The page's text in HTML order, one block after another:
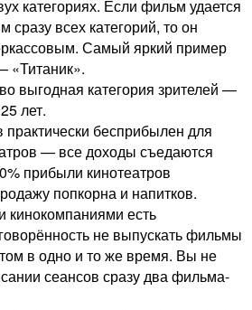
категориях. Если фильм удается
сразу всех категорий, то он
Самый яркий пример
«Титаник».
выгодная категория зрителей —
лет.
бесприбылен для
— все доходы съедаются
прибыли кинотеатров
попкорна и напитков.
есть
не выпускать фильмы
в одно и то же время. Вы не
сеансов сразу два фильма-